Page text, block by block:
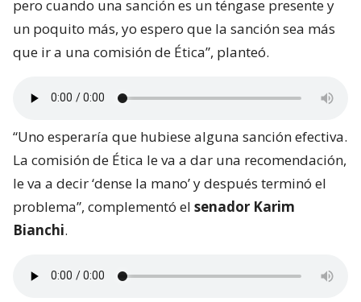
pero cuando una sanción es un téngase presente y
un poquito más, yo espero que la sanción sea más
que ir a una comisión de Ética”, planteó.
“Uno esperaría que hubiese alguna sanción efectiva.
La comisión de Ética le va a dar una recomendación,
le va a decir ‘dense la mano’ y después terminó el
problema”, complementó el senador Karim
Bianchi.